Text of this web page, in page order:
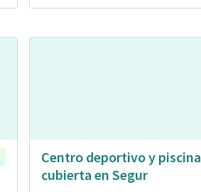
Centro deportivo y piscina
cubierta en Segur